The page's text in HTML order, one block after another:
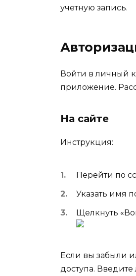
учетную запись.
Войти в личный
приложение.
На сайте
Инструкция:
Перейти по
Указать имя
Щелкнуть
Если вы забыли
доступа.